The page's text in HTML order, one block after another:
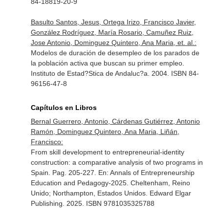
Basulto Santos, Jesus, Ortega Irizo, Francisco Javier,
González Rodríguez, María Rosario, Camuñez Ruiz,
Jose Antonio, Dominguez Quintero, Ana Maria, et. al.:
Modelos de duración de desempleo de los parados de
la población activa que buscan su primer empleo.
Instituto de Estad?Stica de Andaluc?a. 2004. ISBN 84-
96156-47-8
Capítulos en Libros
Bernal Guerrero, Antonio, Cárdenas Gutiérrez, Antonio
Ramón, Dominguez Quintero, Ana Maria, Liñán,
Francisco:
From skill development to entrepreneurial-identity
construction: a comparative analysis of two programs in
Spain. Pag. 205-227. En: Annals of Entrepreneurship
Education and Pedagogy-2025. Cheltenham, Reino
Unido; Northampton, Estados Unidos. Edward Elgar
Publishing. 2025. ISBN 9781035325788